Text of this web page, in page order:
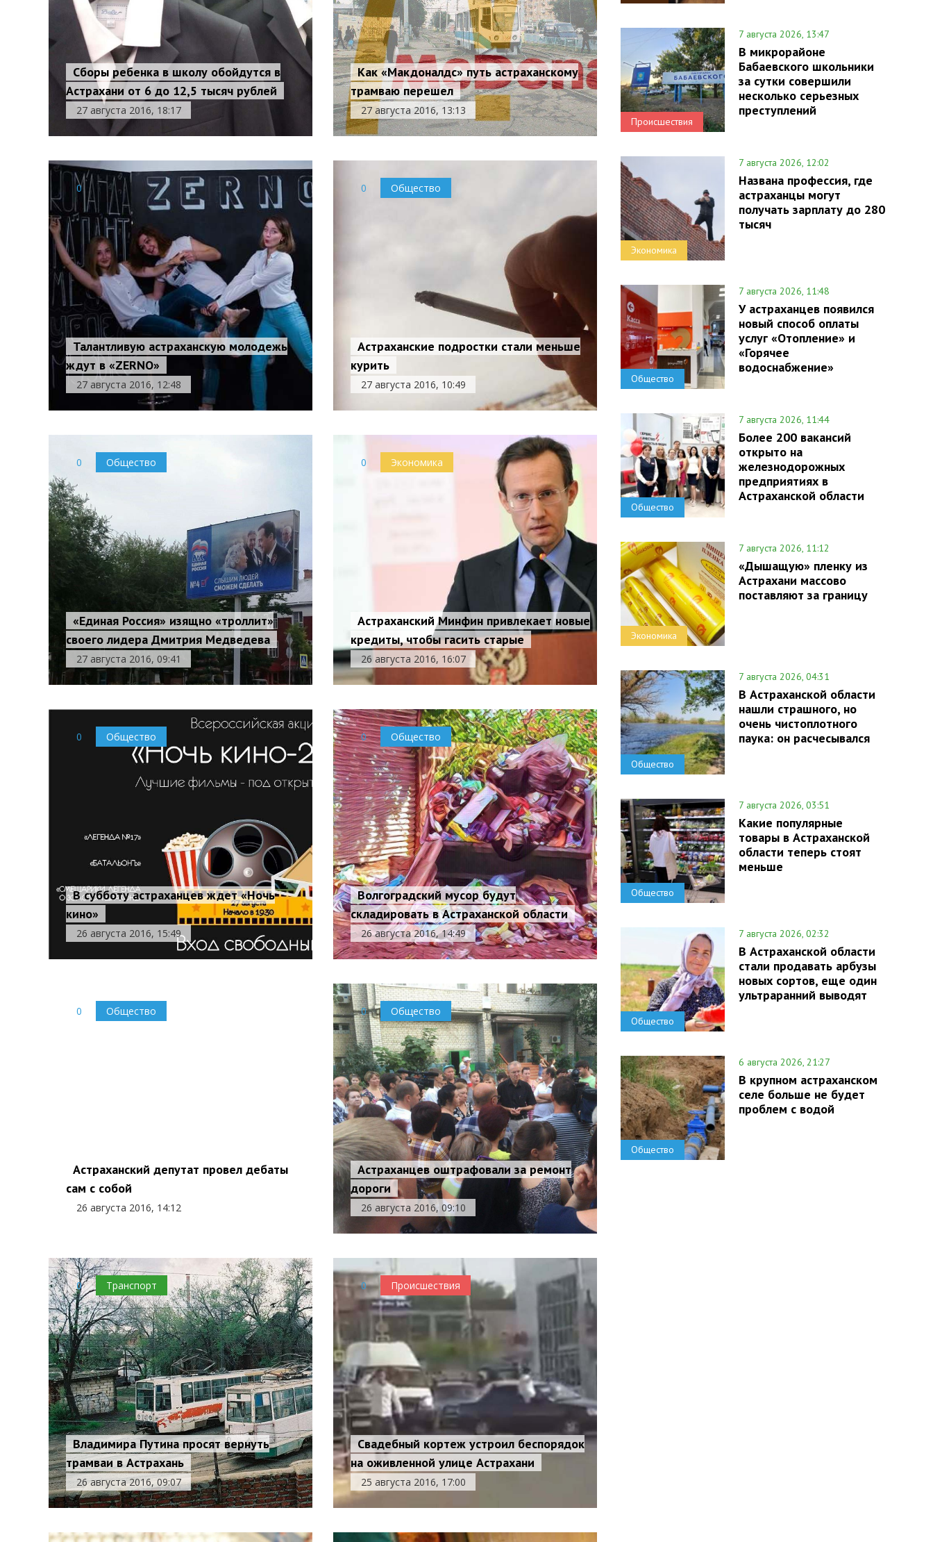
Сборы ребенка в школу обойдутся в
Астрахани от 6 до 12,5 тысяч рублей
27 августа 2016, 18:17
Как «Макдоналдс» путь астраханскому
трамваю перешел
27 августа 2016, 13:13
0
Талантливую астраханскую молодежь
ждут в «ZERNO»
27 августа 2016, 12:48
0 Общество
Астраханские подростки стали меньше
курить
27 августа 2016, 10:49
0 Общество
«Единая Россия» изящно «троллит»
своего лидера Дмитрия Медведева
27 августа 2016, 09:41
0 Экономика
Астраханский Минфин привлекает новые
кредиты, чтобы гасить старые
26 августа 2016, 16:07
0 Общество
В субботу астраханцев ждет «Ночь
кино»
26 августа 2016, 15:49
0 Общество
Волгоградский мусор будут
складировать в Астраханской области
26 августа 2016, 14:49
0 Общество
Астраханский депутат провел дебаты
сам с собой
26 августа 2016, 14:12
0 Общество
Астраханцев оштрафовали за ремонт
дороги
26 августа 2016, 09:10
0 Транспорт
Владимира Путина просят вернуть
трамваи в Астрахань
26 августа 2016, 09:07
0 Происшествия
Свадебный кортеж устроил беспорядок
на оживленной улице Астрахани
25 августа 2016, 17:00
Происшествия
7 августа 2026, 13:47
В микрорайоне
Бабаевского школьники
за сутки совершили
несколько серьезных
преступлений
Экономика
7 августа 2026, 12:02
Названа профессия, где
астраханцы могут
получать зарплату до 280
тысяч
Общество
7 августа 2026, 11:48
У астраханцев появился
новый способ оплаты
услуг «Отопление» и
«Горячее
водоснабжение»
Общество
7 августа 2026, 11:44
Более 200 вакансий
открыто на
железнодорожных
предприятиях в
Астраханской области
Экономика
7 августа 2026, 11:12
«Дышащую» пленку из
Астрахани массово
поставляют за границу
Общество
7 августа 2026, 04:31
В Астраханской области
нашли страшного, но
очень чистоплотного
паука: он расчесывался
Общество
7 августа 2026, 03:51
Какие популярные
товары в Астраханской
области теперь стоят
меньше
Общество
7 августа 2026, 02:32
В Астраханской области
стали продавать арбузы
новых сортов, еще один
ультраранний выводят
Общество
6 августа 2026, 21:27
В крупном астраханском
селе больше не будет
проблем с водой